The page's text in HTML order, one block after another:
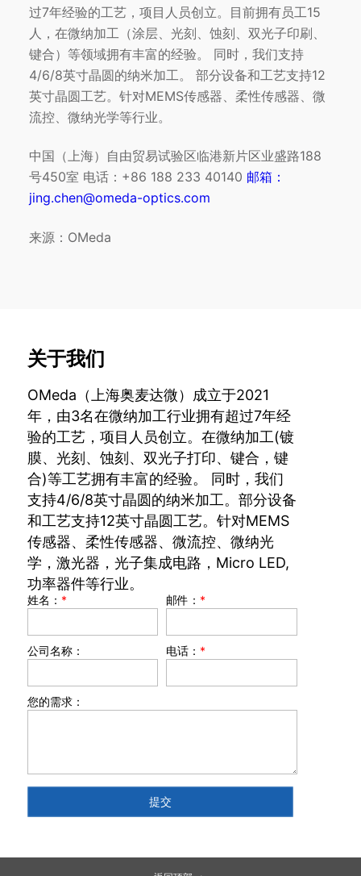
过7年经验的工艺，项目人员创立。目前拥有员工15
人，在微纳加工（涂层、光刻、蚀刻、双光子印刷、
键合）等领域拥有丰富的经验。 同时，我们支持
4/6/8英寸晶圆的纳米加工。 部分设备和工艺支持12
英寸晶圆工艺。针对MEMS传感器、柔性传感器、微
流控、微纳光学等行业。
中国（上海）自由贸易试验区临港新片区业盛路188
号450室 电话：+86 188 233 40140 邮箱：
jing.chen@omeda-optics.com
来源：OMeda
关于我们
OMeda（上海奥麦达微）成立于2021
年，由3名在微纳加工行业拥有超过7年经
验的工艺，项目人员创立。在微纳加工(镀
膜、光刻、蚀刻、双光子打印、键合，键
合)等工艺拥有丰富的经验。 同时，我们
支持4/6/8英寸晶圆的纳米加工。部分设备
和工艺支持12英寸晶圆工艺。针对MEMS
传感器、柔性传感器、微流控、微纳光
学，激光器，光子集成电路，Micro LED,
功率器件等行业。
姓名： * 邮件： *
公司名称： 电话： *
您的需求：